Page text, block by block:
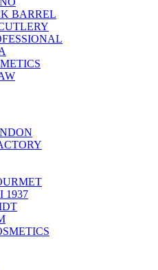
BARREL
1937